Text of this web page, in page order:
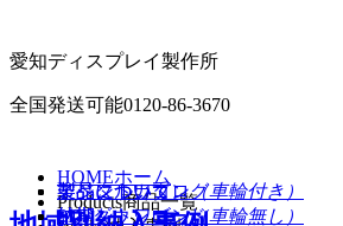
愛知ディスプレイ製作所
全国発送可能0120-86-3670
HOMEホーム
Products商品一覧
イベントワゴン（車輪付き）
イベントワゴン（車輪無し）
製品について
納期
製品について
納期
デジタルカタログ
PDFダウンロード